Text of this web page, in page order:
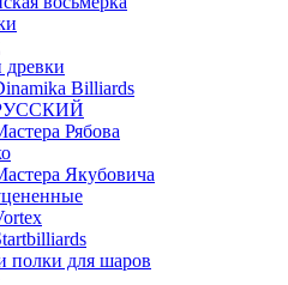
Billiards
Рябова
Якубовича
полки для шаров